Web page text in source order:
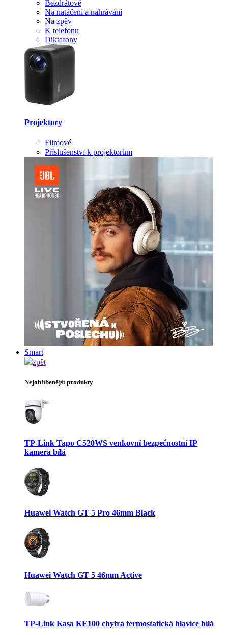
Bezdrátové
Na natáčení a nahrávání
Na zpěv
K telefonu
Diktafony
Projektory
Filmové
Příslušenství k projektorům
Smart
zpět
Nejoblíbenější produkty
TP-Link Tapo C520WS venkovní bezpečnostní IP
kamera bílá
Huawei Watch GT 5 Pro 46mm Black
Huawei Watch GT 5 46mm Active
TP-Link Kasa KE100 chytrá termostatická hlavice bílá